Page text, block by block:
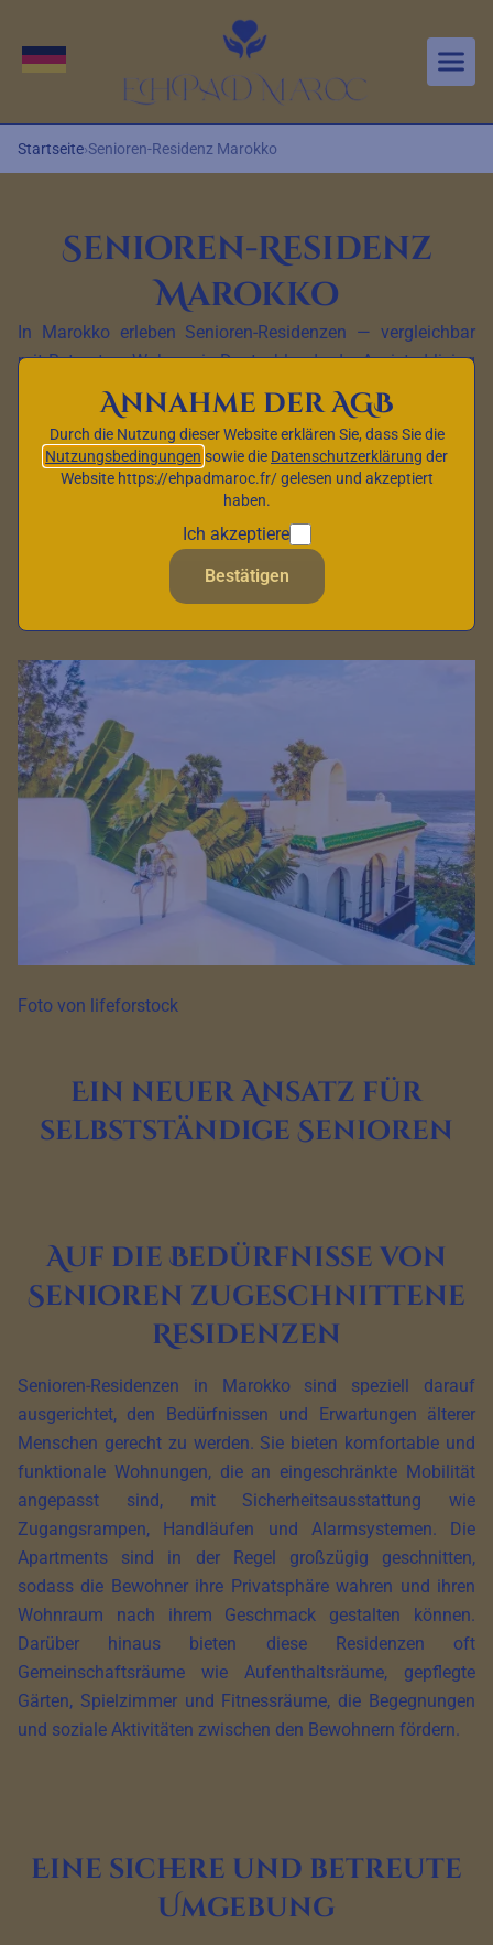
Startseite›Senioren-Residenz Marokko
Senioren-Residenz
Marokko
In Marokko erleben Senioren-Residenzen — vergleichbar
mitBetreutem Wohnenin Deutschland oderAssisted living
in den USA — einen Aufschwung und bieten eine attraktive
Alternative für ältere Menschen, die ihren Ruhestand in
einem sicheren, geselligen und an ihre spezifischen
Bedürfnisse angepassten Rahmen verbringen möchten.
Diese modernen Residenzen bieten Dienstleistungen und
Einrichtungen, die das Wohlbefinden und die
Selbstständigkeit der Bewohner fördern. In diesem Artikel
beleuchten wir die Merkmale der Senioren-Residenzen in
Marokko und die Vorteile, die sie älteren Menschen bieten.
Foto von lifeforstock
Ein neuer Ansatz für
selbstständige Senioren
Auf die Bedürfnisse von
Senioren zugeschnittene
Residenzen
Senioren-Residenzen in Marokko sind speziell darauf
ausgerichtet, den Bedürfnissen und Erwartungen älterer
Menschen gerecht zu werden. Sie bieten komfortable und
funktionale Wohnungen, die an eingeschränkte Mobilität
angepasst sind, mit Sicherheitsausstattung wie
Zugangsrampen, Handläufen und Alarmsystemen. Die
Apartments sind in der Regel großzügig geschnitten,
sodass die Bewohner ihre Privatsphäre wahren und ihren
Wohnraum nach ihrem Geschmack gestalten können.
Darüber hinaus bieten diese Residenzen oft
Gemeinschaftsräume wie Aufenthaltsräume, gepflegte
Gärten, Spielzimmer und Fitnessräume, die Begegnungen
und soziale Aktivitäten zwischen den Bewohnern fördern.
Eine sichere und betreute
Umgebung
Annahme der AGB
Durch die Nutzung dieser Website erklären Sie, dass Sie die
Nutzungsbedingungen sowie die Datenschutzerklärung der
Website https://ehpadmaroc.fr/ gelesen und akzeptiert
haben.
Ich akzeptiere
Bestätigen